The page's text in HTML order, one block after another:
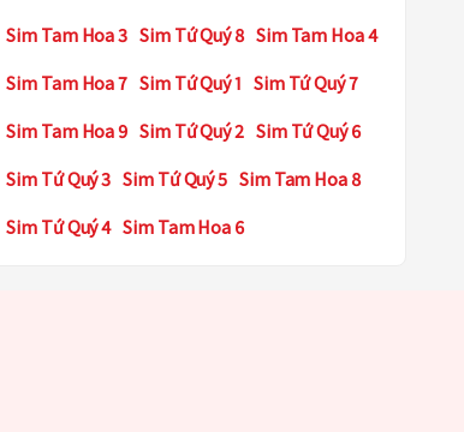
Sim Tam Hoa 3 Sim Tứ Quý 8 Sim Tam Hoa 4
Sim Tam Hoa 7 Sim Tứ Quý 1 Sim Tứ Quý 7
Sim Tam Hoa 9 Sim Tứ Quý 2 Sim Tứ Quý 6
Sim Tứ Quý 3 Sim Tứ Quý 5 Sim Tam Hoa 8
Sim Tứ Quý 4 Sim Tam Hoa 6